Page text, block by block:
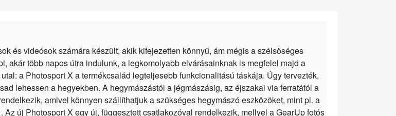
és videósok számára készült, akik kifejezetten könnyű, ám mégis a szélsőséges
akár több napos útra indulunk, a legkomolyabb elvárásainknak is megfelel majd a
a Photosport X a termékcsalád legteljesebb funkcionalitású táskája. Úgy tervezték,
lehessen a hegyekben. A hegymászástól a jégmászásig, az éjszakai via ferratától a
amivel könnyen szállíthatjuk a szükséges hegymászó eszközöket, mint pl. a
új Photosport X egy új, függesztett csatlakozóval rendelkezik, mellyel a GearUp fotós